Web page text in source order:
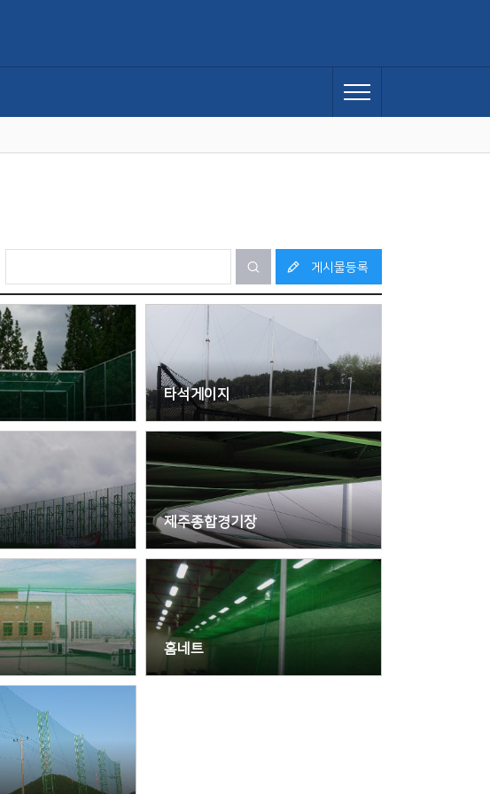
게시물등록
타석게이지
제주종합경기장
홈네트